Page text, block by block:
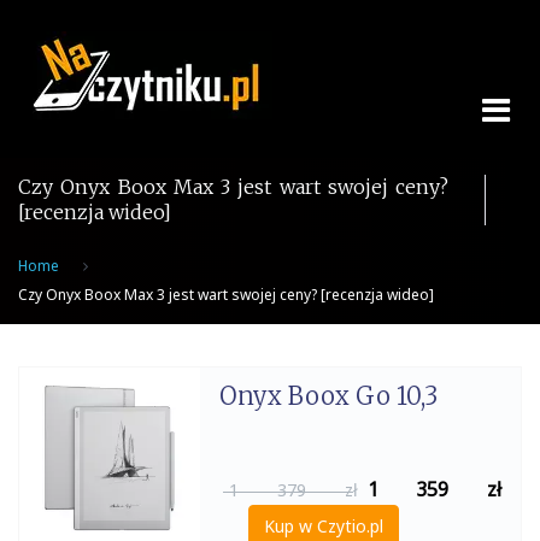
content
Czy Onyx Boox Max 3 jest wart swojej ceny?
[recenzja wideo]
Home
Czy Onyx Boox Max 3 jest wart swojej ceny? [recenzja wideo]
Onyx Boox Go 10,3
1 379 zł 1 359 zł
Kup w Czytio.pl